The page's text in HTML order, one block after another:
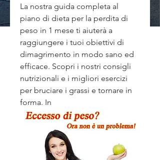
La nostra guida completa al
piano di dieta per la perdita di
peso in 1 mese ti aiuterà a
raggiungere i tuoi obiettivi di
dimagrimento in modo sano ed
efficace. Scopri i nostri consigli
nutrizionali e i migliori esercizi
per bruciare i grassi e tornare in
forma. In